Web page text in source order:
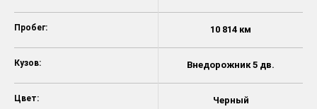
Пробег:
Кузов:
Цвет:
10 814 км
Внедорожник 5 дв.
Черный